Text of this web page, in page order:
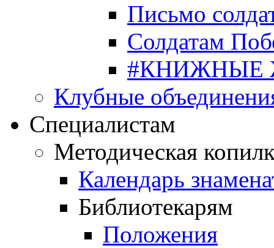
Письмо
Солдатам
#КНИЖНЫЕ
Клубные
Специалистам
Методическая
Календарь
Библиотекарям
Положения